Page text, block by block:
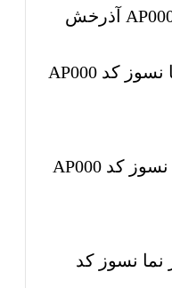
سوالات متداول آجر نما نسوز کد AP000
پرسش و پاسخ آجر نما نسوز کد AP000
نما نسوز کد